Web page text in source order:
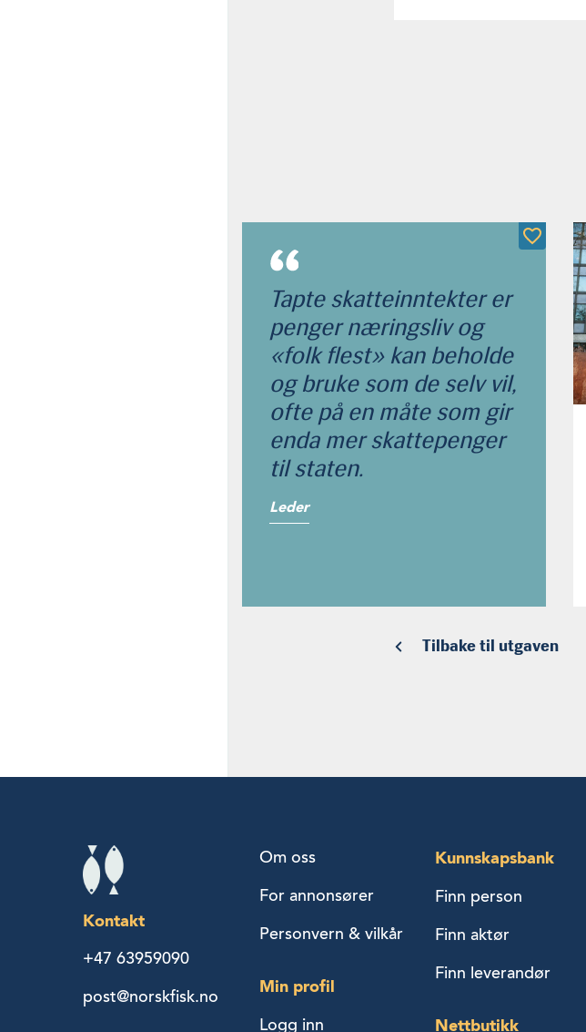
Tapte skatteinntekter er
penger næringsliv og
«folk flest» kan beholde
og bruke som de selv vil,
ofte på en måte som gir
enda mer skattepenger
til staten.
Leder
Tilbake til utgaven
Kontakt
+47 63959090
post@norskfisk.no
Om oss
For annonsører
Personvern & vilkår
Min profil
Logg inn
Kunnskapsbank
Finn person
Finn aktør
Finn leverandør
Nettbutikk